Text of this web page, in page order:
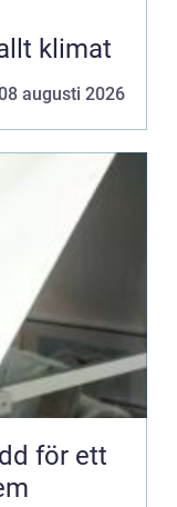
klimat
augusti 2026